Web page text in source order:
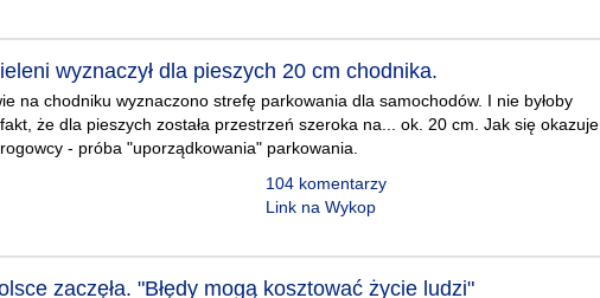
wyznaczył dla pieszych 20 cm chodnika.
na chodniku wyznaczono strefę parkowania dla samochodów. I nie byłoby
że dla pieszych została przestrzeń szeroka na... ok. 20 cm. Jak się okazuje,
- próba "uporządkowania" parkowania.
104 komentarzy
Link na Wykop
zaczęła. "Błędy mogą kosztować życie ludzi"